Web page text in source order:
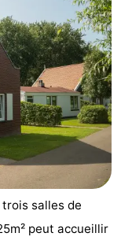
salles de
peut accueillir